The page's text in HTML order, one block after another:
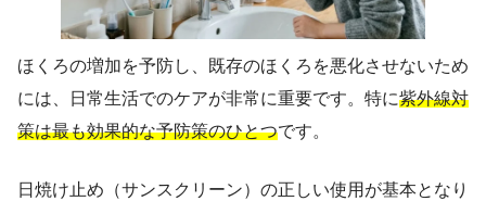
ほくろの増加を予防し、既存のほくろを悪化させないため
には、日常生活でのケアが非常に重要です。特に紫外線対
策は最も効果的な予防策のひとつです。
日焼け止め（サンスクリーン）の正しい使用が基本となり